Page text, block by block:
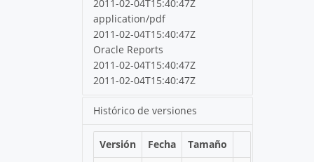
2011-02-04T15:40:47Z
application/pdf
2011-02-04T15:40:47Z
Oracle Reports
2011-02-04T15:40:47Z
2011-02-04T15:40:47Z
Histórico de versiones
Versión Fecha
Tamaño